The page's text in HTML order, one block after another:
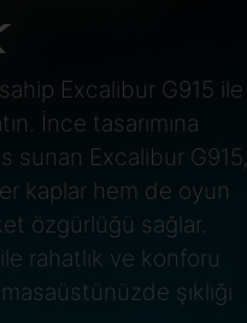
Excalibur G915 ile
İnce tasarımına
sunan Excalibur G915,
kaplar hem de oyun
özgürlüğü sağlar.
rahatlık ve konforu
şıklığı